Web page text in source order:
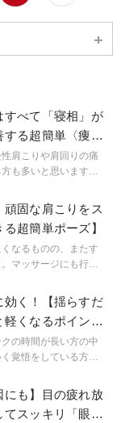
すべて「寝相」が
る超簡単〈痩せ
肩こりや肩回りの痛
も多いと思います
コリが和らぎ、リン
痩せやすくなるとい
のご紹介です。
固な肩こりをス
超簡単ポーズ】
なるものの、またす
マッサージにも行き
消のためのヨガのポ
効く！【揺らすだ
くなるポイント
の時間が長い方の中
覚悟をしている方も
回は慢性肩こりが一気
す。
にも】目の疲れ放
スッキリ「眼精